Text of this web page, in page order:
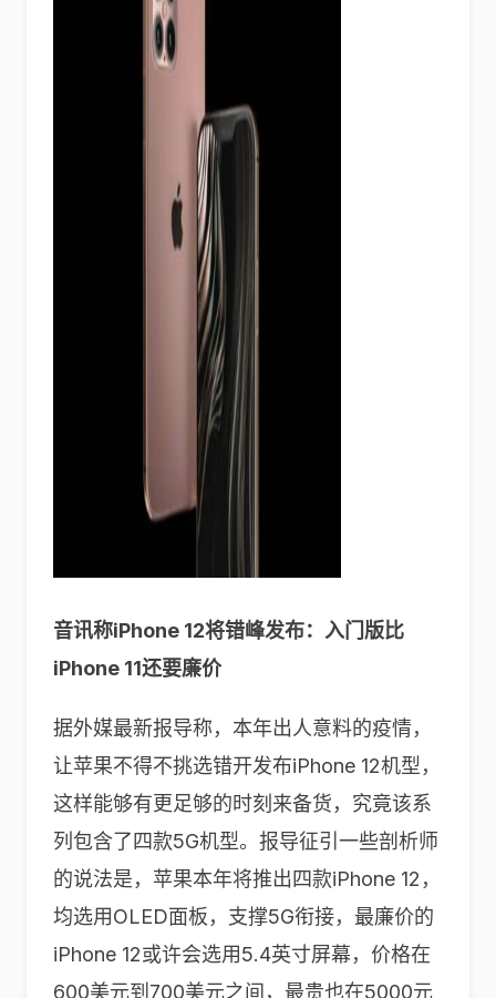
音讯称iPhone 12将错峰发布：入门版比
iPhone 11还要廉价
据外媒最新报导称，本年出人意料的疫情，
让苹果不得不挑选错开发布iPhone 12机型，
这样能够有更足够的时刻来备货，究竟该系
列包含了四款5G机型。报导征引一些剖析师
的说法是，苹果本年将推出四款iPhone 12，
均选用OLED面板，支撑5G衔接，最廉价的
iPhone 12或许会选用5.4英寸屏幕，价格在
600美元到700美元之间，最贵也在5000元